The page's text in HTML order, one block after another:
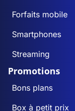
Forfaits mobile
Smartphones
Streaming
Promotions
Bons plans
Box à petit prix